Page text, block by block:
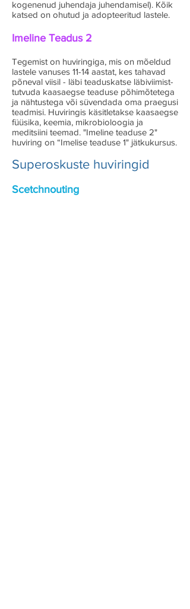
kogenenud juhendaja juhendamisel). Kõik
katsed on ohutud ja adopteeritud lastele.
Imeline Teadus 2
Tegemist on huviringiga, mis on mõeldud
lastele vanuses 11-14 aastat, kes tahavad
põneval viisil - läbi teaduskatse läbiviimist-
tutvuda kaasaegse teaduse põhimõtetega
ja nähtustega või süvendada oma praegusi
teadmisi. Huviringis käsitletakse kaasaegse
füüsika, keemia, mikrobioloogia ja
meditsiini teemad. "Imeline teaduse 2"
huviring on “Imelise teaduse 1" jätkukursus.
Superoskuste huviringid
Scetchnouting